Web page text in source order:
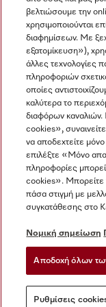
Η εταιρεία μας
Όροι και
Προστασία δεδομένων
Όροι Χρήσης
Δήλωση
Νόμος για τις
Ρυθμίσεις cookies
Miele στο Instagram
Miele στοMiele
βελτιώσουμε την
χρησιμοποιούνται
διαφημίσεων. Με
εξατομίκευση»),
άλλες τεχνολογίες
πληροφοριών
οποίες
καλύτερα το
διαφόρων
cookies»,
να αποδεχτείτε
επιλέξτε «Μόνο
πληροφορίες
cookies». Μπορείτε
πάσα στιγμή με
συγκατάθεσης στο
Νομική σημείωση
Αποδοχή όλων
Ρυθμίσεις